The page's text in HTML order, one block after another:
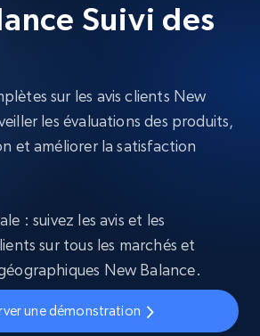
Suivi des
sur les avis clients New
les évaluations des produits,
et améliorer la satisfaction
: suivez les avis et les
sur tous les marchés et
New Balance.
une démonstration